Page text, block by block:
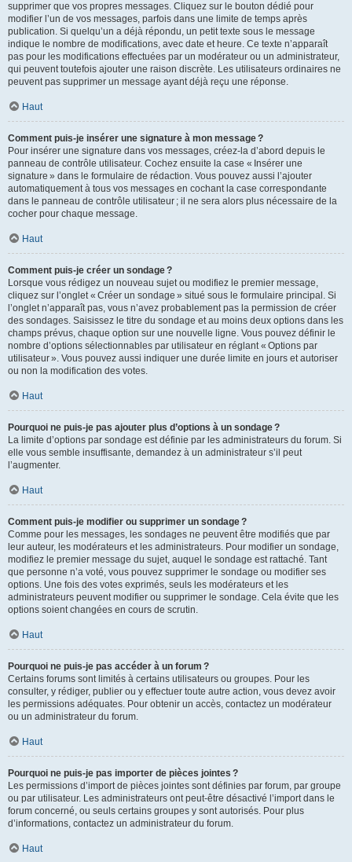
supprimer que vos propres messages. Cliquez sur le bouton dédié pour
modifier l’un de vos messages, parfois dans une limite de temps après
publication. Si quelqu’un a déjà répondu, un petit texte sous le message
indique le nombre de modifications, avec date et heure. Ce texte n’apparaît
pas pour les modifications effectuées par un modérateur ou un administrateur,
qui peuvent toutefois ajouter une raison discrète. Les utilisateurs ordinaires ne
peuvent pas supprimer un message ayant déjà reçu une réponse.
Haut
Comment puis-je insérer une signature à mon message ?
Pour insérer une signature dans vos messages, créez-la d’abord depuis le
panneau de contrôle utilisateur. Cochez ensuite la case « Insérer une
signature » dans le formulaire de rédaction. Vous pouvez aussi l’ajouter
automatiquement à tous vos messages en cochant la case correspondante
dans le panneau de contrôle utilisateur ; il ne sera alors plus nécessaire de la
cocher pour chaque message.
Haut
Comment puis-je créer un sondage ?
Lorsque vous rédigez un nouveau sujet ou modifiez le premier message,
cliquez sur l’onglet « Créer un sondage » situé sous le formulaire principal. Si
l’onglet n’apparaît pas, vous n’avez probablement pas la permission de créer
des sondages. Saisissez le titre du sondage et au moins deux options dans les
champs prévus, chaque option sur une nouvelle ligne. Vous pouvez définir le
nombre d’options sélectionnables par utilisateur en réglant « Options par
utilisateur ». Vous pouvez aussi indiquer une durée limite en jours et autoriser
ou non la modification des votes.
Haut
Pourquoi ne puis-je pas ajouter plus d’options à un sondage ?
La limite d’options par sondage est définie par les administrateurs du forum. Si
elle vous semble insuffisante, demandez à un administrateur s’il peut
l’augmenter.
Haut
Comment puis-je modifier ou supprimer un sondage ?
Comme pour les messages, les sondages ne peuvent être modifiés que par
leur auteur, les modérateurs et les administrateurs. Pour modifier un sondage,
modifiez le premier message du sujet, auquel le sondage est rattaché. Tant
que personne n’a voté, vous pouvez supprimer le sondage ou modifier ses
options. Une fois des votes exprimés, seuls les modérateurs et les
administrateurs peuvent modifier ou supprimer le sondage. Cela évite que les
options soient changées en cours de scrutin.
Haut
Pourquoi ne puis-je pas accéder à un forum ?
Certains forums sont limités à certains utilisateurs ou groupes. Pour les
consulter, y rédiger, publier ou y effectuer toute autre action, vous devez avoir
les permissions adéquates. Pour obtenir un accès, contactez un modérateur
ou un administrateur du forum.
Haut
Pourquoi ne puis-je pas importer de pièces jointes ?
Les permissions d’import de pièces jointes sont définies par forum, par groupe
ou par utilisateur. Les administrateurs ont peut-être désactivé l’import dans le
forum concerné, ou seuls certains groupes y sont autorisés. Pour plus
d’informations, contactez un administrateur du forum.
Haut